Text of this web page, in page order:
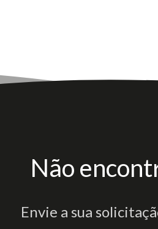
Não
Envie a sua